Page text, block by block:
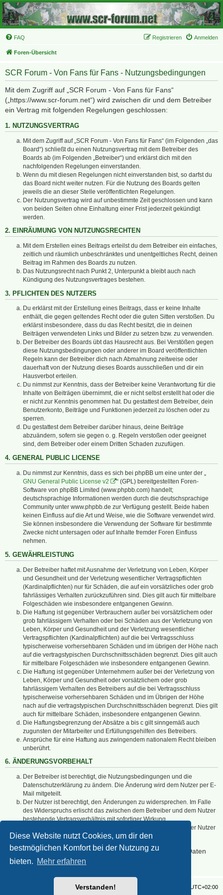
Diese Website nutzt Cookies, um dir den
bestmöglichen Komfort bei der Nutzung zu
bieten. Mehr erfahren
Verstanden!
FAQ Anmelden
Registrieren
Foren-Übersicht
SCR Forum - Von Fans für Fans - Nutzungsbedingungen
Mit dem Zugriff auf „SCR Forum - Von Fans für Fans“
(„https://www.scr-forum.net“) wird zwischen dir und dem Betreiber
ein Vertrag mit folgenden Regelungen geschlossen:
1. NUTZUNGSVERTRAG
Mit dem Zugriff auf „SCR Forum - Von Fans für Fans“ (im Folgenden „das
Board“) schließt du einen Nutzungsvertrag mit dem Betreiber des
Boards ab (im Folgenden „Betreiber“) und erklärst dich mit den
nachfolgenden Regelungen einverstanden.
Wenn du mit diesen Regelungen nicht einverstanden bist, so darfst du
das Board nicht weiter nutzen. Für die Nutzung des Boards gelten
jeweils die an dieser Stelle veröffentlichten Regelungen.
Der Nutzungsvertrag wird auf unbestimmte Zeit geschlossen und kann
von beiden Seiten ohne Einhaltung einer Frist jederzeit gekündigt
werden.
2. EINRÄUMUNG VON NUTZUNGSRECHTEN
Mit dem Erstellen eines Beitrags erteilst du dem Betreiber ein einfaches,
zeitlich und räumlich unbeschränktes und unentgeltliches Recht, deinen
Beitrag im Rahmen des Boards zu nutzen.
Das Nutzungsrecht nach Punkt 2, Unterpunkt a bleibt auch nach
Kündigung des Nutzungsvertrages bestehen.
3. PFLICHTEN DES NUTZERS
Du erklärst mit der Erstellung eines Beitrags, dass er keine Inhalte
enthält, die gegen geltendes Recht oder die guten Sitten verstoßen. Du
erklärst insbesondere, dass du das Recht besitzt, die in deinen
Beiträgen verwendeten Links und Bilder zu setzen bzw. zu verwenden.
Der Betreiber des Boards übt das Hausrecht aus. Bei Verstößen gegen
diese Nutzungsbedingungen oder anderer im Board veröffentlichten
Regeln kann der Betreiber dich nach Abmahnung zeitweise oder
dauerhaft von der Nutzung dieses Boards ausschließen und dir ein
Hausverbot erteilen.
Du nimmst zur Kenntnis, dass der Betreiber keine Verantwortung für die
Inhalte von Beiträgen übernimmt, die er nicht selbst erstellt hat oder die
er nicht zur Kenntnis genommen hat. Du gestattest dem Betreiber, dein
Benutzerkonto, Beiträge und Funktionen jederzeit zu löschen oder zu
sperren.
Du gestattest dem Betreiber darüber hinaus, deine Beiträge
abzuändern, sofern sie gegen o. g. Regeln verstoßen oder geeignet
sind, dem Betreiber oder einem Dritten Schaden zuzufügen.
4. GENERAL PUBLIC LICENSE
Du nimmst zur Kenntnis, dass es sich bei phpBB um eine unter der „
GNU General Public License v2
“ (GPL) bereitgestellten Foren-
Software von phpBB Limited (www.phpbb.com) handelt;
deutschsprachige Informationen werden durch die deutschsprachige
Community unter www.phpbb.de zur Verfügung gestellt. Beide haben
keinen Einfluss auf die Art und Weise, wie die Software verwendet wird.
Sie können insbesondere die Verwendung der Software für bestimmte
Zwecke nicht untersagen oder auf Inhalte fremder Foren Einfluss
nehmen.
5. GEWÄHRLEISTUNG
Der Betreiber haftet mit Ausnahme der Verletzung von Leben, Körper
und Gesundheit und der Verletzung wesentlicher Vertragspflichten
(Kardinalpflichten) nur für Schäden, die auf ein vorsätzliches oder grob
fahrlässiges Verhalten zurückzuführen sind. Dies gilt auch für mittelbare
Folgeschäden wie insbesondere entgangenen Gewinn.
Die Haftung ist gegenüber Verbrauchern außer bei vorsätzlichem oder
grob fahrlässigem Verhalten oder bei Schäden aus der Verletzung von
Leben, Körper und Gesundheit und der Verletzung wesentlicher
Vertragspflichten (Kardinalpflichten) auf die bei Vertragsschluss
typischerweise vorhersehbaren Schäden und im übrigen der Höhe nach
auf die vertragstypischen Durchschnittsschäden begrenzt. Dies gilt auch
für mittelbare Folgeschäden wie insbesondere entgangenen Gewinn.
Die Haftung ist gegenüber Unternehmern außer bei der Verletzung von
Leben, Körper und Gesundheit oder vorsätzlichem oder grob
fahrlässigem Verhalten des Betreibers auf die bei Vertragsschluss
typischerweise vorhersehbaren Schäden und im Übrigen der Höhe
nach auf die vertragstypischen Durchschnittsschäden begrenzt. Dies gilt
auch für mittelbare Schäden, insbesondere entgangenen Gewinn.
Die Haftungsbegrenzung der Absätze a bis c gilt sinngemäß auch
zugunsten der Mitarbeiter und Erfüllungsgehilfen des Betreibers.
Ansprüche für eine Haftung aus zwingendem nationalem Recht bleiben
unberührt.
6. ÄNDERUNGSVORBEHALT
Der Betreiber ist berechtigt, die Nutzungsbedingungen und die
Datenschutzerklärung zu ändern. Die Änderung wird dem Nutzer per E-
Mail mitgeteilt.
Der Nutzer ist berechtigt, den Änderungen zu widersprechen. Im Falle
des Widerspruchs erlischt das zwischen dem Betreiber und dem Nutzer
bestehende Vertragsverhältnis mit sofortiger Wirkung.
Die Änderungen gelten als anerkannt und verbindlich, wenn der Nutzer
den Änderungen zugestimmt hat.
Informationen über den Umgang mit deinen persönlichen Daten
sind in der Datenschutzerklärung enthalten.
UTC+02:00